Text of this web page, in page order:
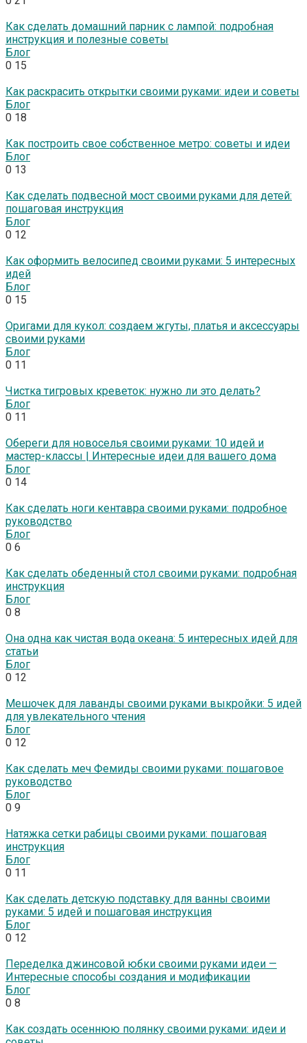
Как сделать домашний парник с лампой: подробная
инструкция и полезные советы
Блог
0 15
Как раскрасить открытки своими руками: идеи и советы
Блог
0 18
Как построить свое собственное метро: советы и идеи
Блог
0 13
Как сделать подвесной мост своими руками для детей:
пошаговая инструкция
Блог
0 12
Как оформить велосипед своими руками: 5 интересных
идей
Блог
0 15
Оригами для кукол: создаем жгуты, платья и аксессуары
своими руками
Блог
0 11
Чистка тигровых креветок: нужно ли это делать?
Блог
0 11
Обереги для новоселья своими руками: 10 идей и
мастер-классы | Интересные идеи для вашего дома
Блог
0 14
Как сделать ноги кентавра своими руками: подробное
руководство
Блог
0 6
Как сделать обеденный стол своими руками: подробная
инструкция
Блог
0 8
Она одна как чистая вода океана: 5 интересных идей для
статьи
Блог
0 12
Мешочек для лаванды своими руками выкройки: 5 идей
для увлекательного чтения
Блог
0 12
Как сделать меч Фемиды своими руками: пошаговое
руководство
Блог
0 9
Натяжка сетки рабицы своими руками: пошаговая
инструкция
Блог
0 11
Как сделать детскую подставку для ванны своими
руками: 5 идей и пошаговая инструкция
Блог
0 12
Переделка джинсовой юбки своими руками идеи —
Интересные способы создания и модификации
Блог
0 8
Как создать осеннюю полянку своими руками: идеи и